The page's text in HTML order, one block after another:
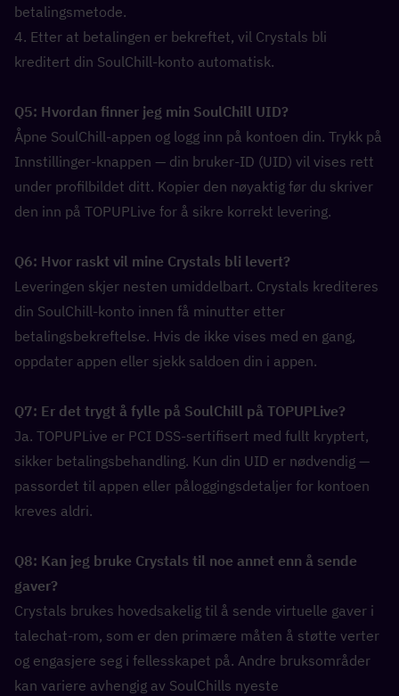
betalingsmetode.
4. Etter at betalingen er bekreftet, vil Crystals bli
kreditert din SoulChill-konto automatisk.
Q5: Hvordan finner jeg min SoulChill UID?
Åpne SoulChill-appen og logg inn på kontoen din. Trykk på
Innstillinger-knappen — din bruker-ID (UID) vil vises rett
under profilbildet ditt. Kopier den nøyaktig før du skriver
den inn på TOPUPLive for å sikre korrekt levering.
Q6: Hvor raskt vil mine Crystals bli levert?
Leveringen skjer nesten umiddelbart. Crystals krediteres
din SoulChill-konto innen få minutter etter
betalingsbekreftelse. Hvis de ikke vises med en gang,
oppdater appen eller sjekk saldoen din i appen.
Q7: Er det trygt å fylle på SoulChill på TOPUPLive?
Ja. TOPUPLive er PCI DSS-sertifisert med fullt kryptert,
sikker betalingsbehandling. Kun din UID er nødvendig —
passordet til appen eller påloggingsdetaljer for kontoen
kreves aldri.
Q8: Kan jeg bruke Crystals til noe annet enn å sende
gaver?
Crystals brukes hovedsakelig til å sende virtuelle gaver i
talechat-rom, som er den primære måten å støtte verter
og engasjere seg i fellesskapet på. Andre bruksområder
kan variere avhengig av SoulChills nyeste